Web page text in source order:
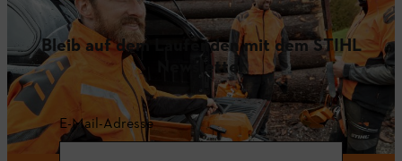
Bleib auf dem Laufenden mit dem STIHL
Newsletter
E-Mail-Adresse